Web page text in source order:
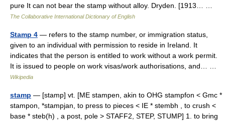
pure It can not bear the stamp without alloy. Dryden. [1913… …
The Collaborative International Dictionary of English
Stamp 4 — refers to the stamp number, or immigration status,
given to an individual with permission to reside in Ireland. It
indicates that the person is entitled to work without a work permit.
It is issued to people on work visas/work authorisations, and… …
Wikipedia
stamp — [stamp] vt. [ME stampen, akin to OHG stampfon < Gmc *
stampon, *stampjan, to press to pieces < IE * stembh , to crush <
base * steb(h) , a post, pole > STAFF2, STEP, STUMP] 1. to bring